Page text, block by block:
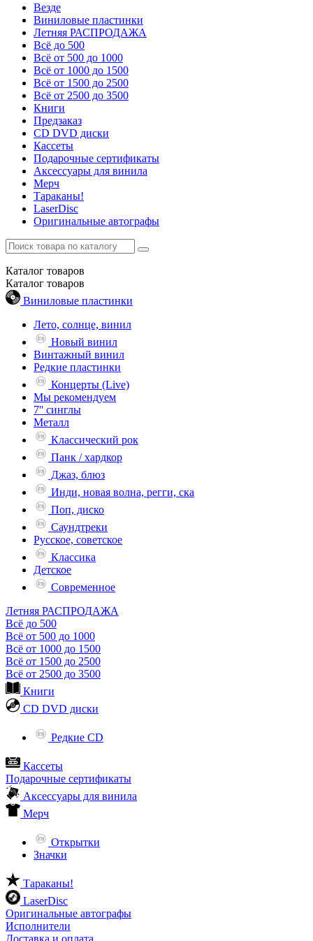
Везде
Виниловые пластинки
Летняя РАСПРОДАЖА
Всё до 500
Всё от 500 до 1000
Всё от 1000 до 1500
Всё от 1500 до 2500
Всё от 2500 до 3500
Книги
Предзаказ
CD DVD диски
Кассеты
Подарочные сертификаты
Аксессуары для винила
Мерч
Тараканы!
LaserDisc
Оригинальные автографы
Каталог товаров
Каталог товаров
Виниловые пластинки
Лето, солнце, винил
Новый винил
Винтажный винил
Редкие пластинки
Концерты (Live)
Мы рекомендуем
7'' синглы
Металл
Классический рок
Панк / хардкор
Джаз, блюз
Инди, новая волна, регги, ска
Поп, диско
Саундтреки
Русское, советское
Классика
Детское
Современное
Летняя РАСПРОДАЖА
Всё до 500
Всё от 500 до 1000
Всё от 1000 до 1500
Всё от 1500 до 2500
Всё от 2500 до 3500
Книги
CD DVD диски
Редкие CD
Кассеты
Подарочные сертификаты
Аксессуары для винила
Мерч
Открытки
Значки
Тараканы!
LaserDisc
Оригинальные автографы
Исполнители
Доставка и оплата